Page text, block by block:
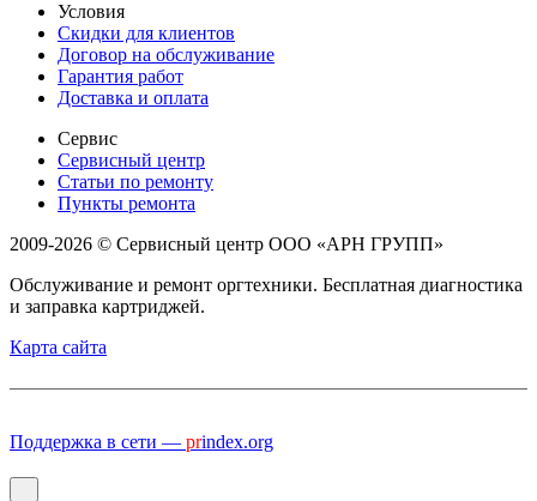
Условия
Скидки для клиентов
Договор на обслуживание
Гарантия работ
Доставка и оплата
Сервис
Сервисный центр
Статьи по ремонту
Пункты ремонта
2009-2026 © Сервисный центр ООО «АРН ГРУПП»
Обслуживание и ремонт оргтехники. Бесплатная диагностика
и заправка картриджей.
Карта сайта
Поддержка в сети — prindex.org